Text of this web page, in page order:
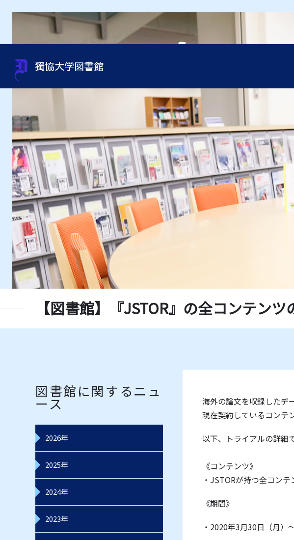
蔵書検索（OPAC） OneSearch（まとめて検
オンラインジャーナルの使い
方
オンラインブック
テーマ別資料の探し方 インターネットリンク集
新聞一覧
指定書一覧
データベース一覧
利用案内 図書館案内
利用資格 利用ガイド
サポート
資料相談（レファレンス
申込み
資料取寄せ（文献複写・図書
借受）
紹介状申込み（他機関の利
用）
授業・ゼミセミナー
貴重書・特別資料・特別コレ
クション
過去の展示
組織・問い合わせ先一覧 館内施設
規程集・年次報告書・各種統
計
図書館講演会
沿革
【図書館】『JSTOR』の全コンテン
図書館に関するニュ
ース
2026年
2025年
2024年
2023年
海外の論文を収録したデ
現在契約しているコンテ
以下、トライアルの詳細で
《コンテンツ》
・JSTORが持つ全コンテ
《期間》
・2020年3月30日（月